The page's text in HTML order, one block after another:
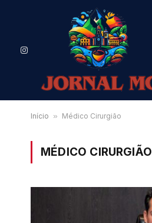
Instagram
Início » Médico Cirurgião
MÉDICO CIRURGIÃO